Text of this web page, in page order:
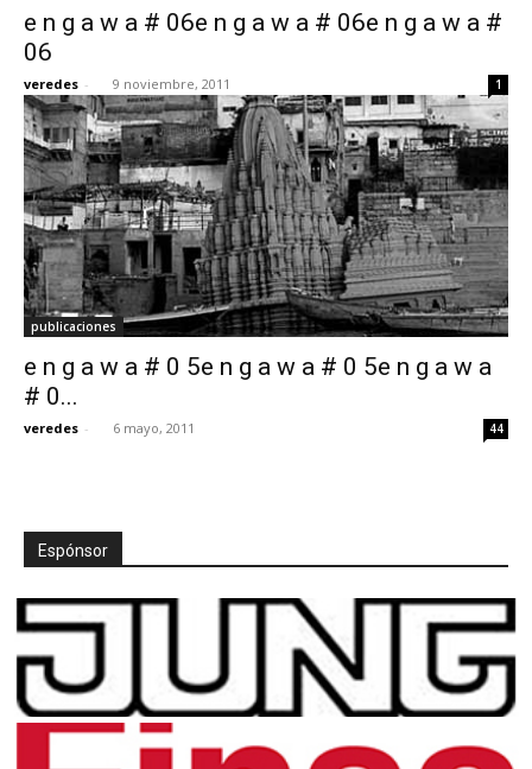
e n g a w a # 06e n g a w a # 06e n g a w a #
06
veredes - 9 noviembre, 2011 1
publicaciones
e n g a w a # 0 5e n g a w a # 0 5e n g a w a
# 0...
veredes - 6 mayo, 2011 44
Espónsor